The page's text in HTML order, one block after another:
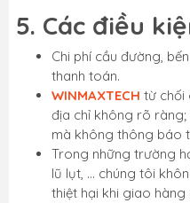
5. Các điều
Chi phí cầu đường,
thanh toán.
WINMAXTECH từ chối
địa chỉ không rõ
mà không thông báo
Trong những trường
lũ lụt, … chúng tôi
thiệt hại khi giao